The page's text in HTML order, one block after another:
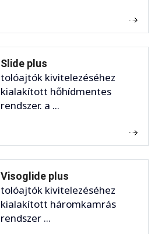
Slide plus
tolóajtók kivitelezéséhez
kialakított hőhídmentes
rendszer. a ...
Visoglide plus
tolóajtók kivitelezéséhez
kialakított háromkamrás
rendszer ...